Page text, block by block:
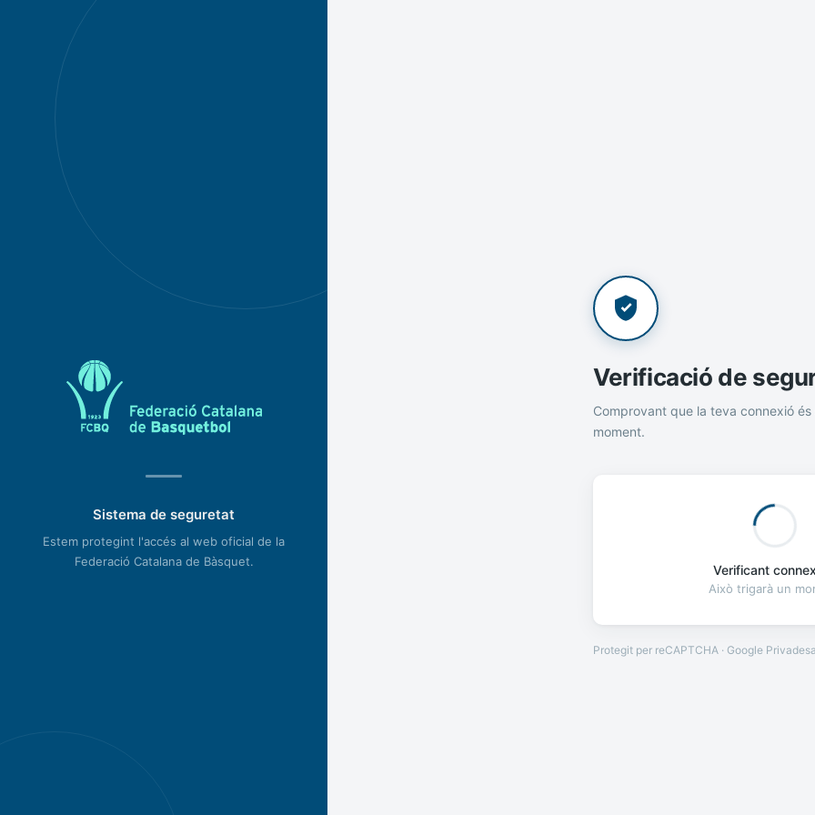
Sistema de seguretat
Estem protegint l'accés al web oficial de la
Federació Catalana de Bàsquet.
Verificació de
Comprovant que la teva connexió és
moment.
Verificant
Això trigarà un
Protegit per reCAPTCHA · Google Privadesa